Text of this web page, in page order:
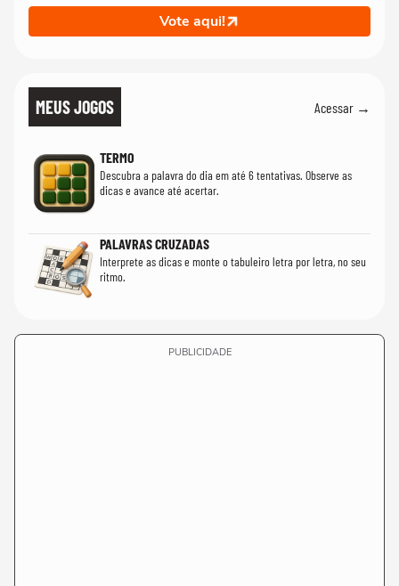
Vote aqui!
MEUS JOGOS Acessar →
TERMO
Descubra a palavra do dia em até 6 tentativas. Observe as
dicas e avance até acertar.
PALAVRAS CRUZADAS
Interprete as dicas e monte o tabuleiro letra por letra, no seu
ritmo.
PUBLICIDADE